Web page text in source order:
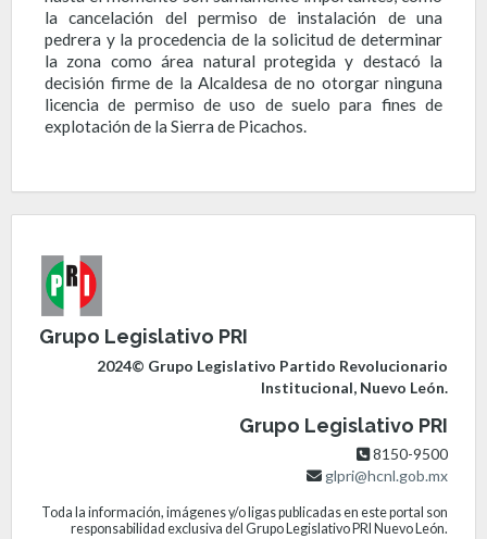
la cancelación del permiso de instalación de una
pedrera y la procedencia de la solicitud de determinar
la zona como área natural protegida y destacó la
decisión firme de la Alcaldesa de no otorgar ninguna
licencia de permiso de uso de suelo para fines de
explotación de la Sierra de Picachos.
Grupo Legislativo PRI
2024© Grupo Legislativo Partido Revolucionario
Institucional, Nuevo León.
Grupo Legislativo PRI
8150-9500
glpri@hcnl.gob.mx
Toda la información, imágenes y/o ligas publicadas en este portal son
responsabilidad exclusiva del Grupo Legislativo PRI Nuevo León.